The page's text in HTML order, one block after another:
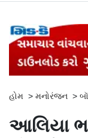
હોમ > મનોરંજન >
આલિયા